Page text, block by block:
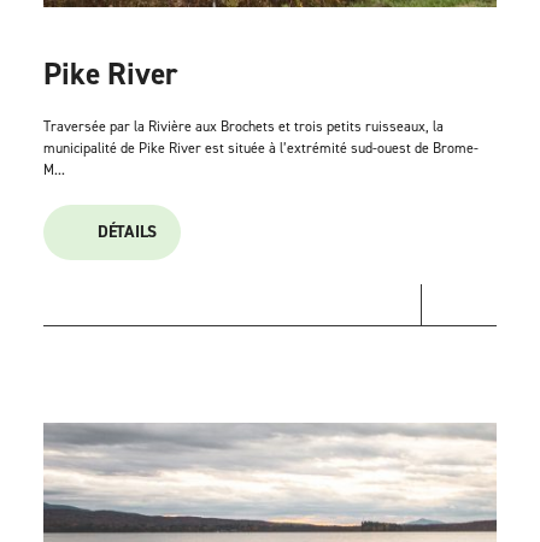
Pike River
Traversée par la Rivière aux Brochets et trois petits ruisseaux, la
municipalité de Pike River est située à l’extrémité sud-ouest de Brome-
M...
DÉTAILS